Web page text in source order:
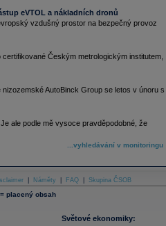
eVTOL a nákladních dronů
vzdušný prostor na bezpečný provoz
Českým metrologickým institutem,
AutoBinck Group se letos v únoru s
ale podle mě vysoce pravděpodobné, že
...vyhledávání v monitoringu
Náměty FAQ Skupina ČSOB
= placený obsah
Světové ekonomiky: